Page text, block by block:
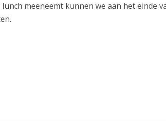
meeneemt kunnen we aan het einde